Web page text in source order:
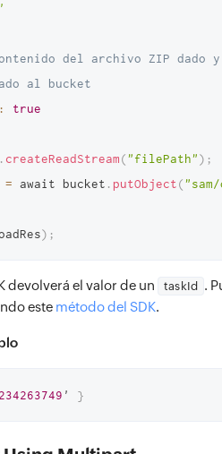
del archivo ZIP dado y
al bucket
:
true
. createReadStream("filePath") ;
= await bucket . putObject(
) ;
devolverá el valor de un taskId .
este método del SDK.
' }